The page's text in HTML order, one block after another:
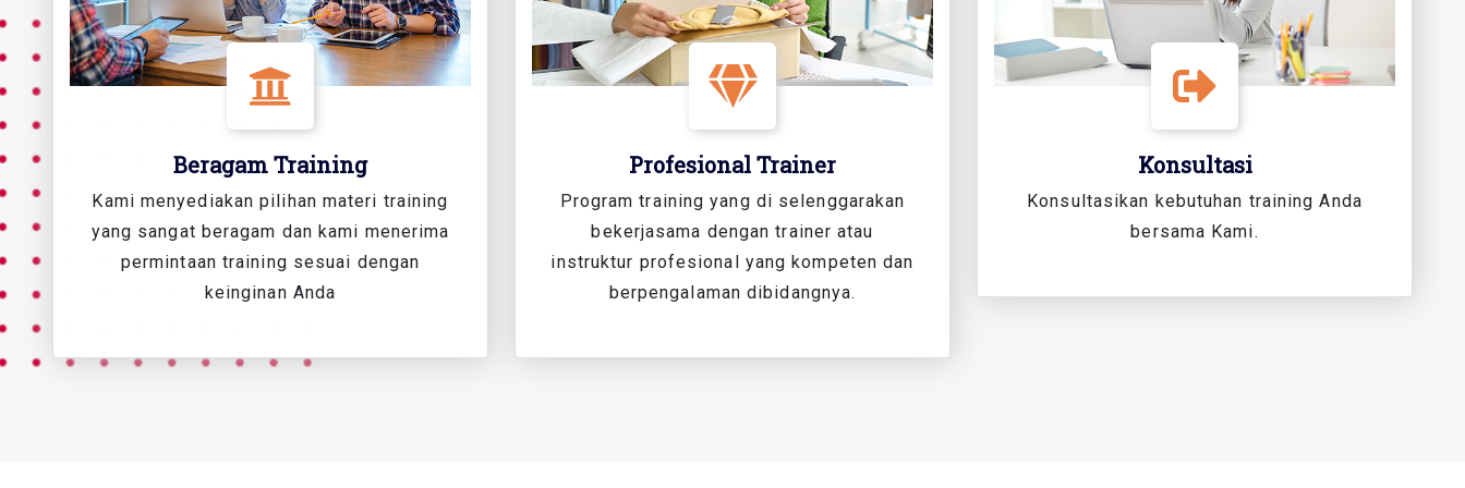
Beragam Training
Kami menyediakan pilihan materi training
yang sangat beragam dan kami menerima
permintaan training sesuai dengan
keinginan Anda
Profesional Trainer
Program training yang di selenggarakan
bekerjasama dengan trainer atau
instruktur profesional yang kompeten dan
berpengalaman dibidangnya.
Konsultasi
Konsultasikan kebutuhan training Anda
bersama Kami.